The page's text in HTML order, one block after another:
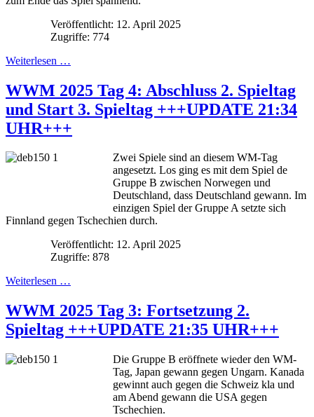
Veröffentlicht: 12. April 2025
Zugriffe: 774
Weiterlesen …
WWM 2025 Tag 4: Abschluss 2. Spieltag
und Start 3. Spieltag +++UPDATE 21:34
UHR+++
Zwei Spiele sind an diesem WM-Tag
angesetzt. Los ging es mit dem Spiel de
Gruppe B zwischen Norwegen und
Deutschland, dass Deutschland gewann. Im
einzigen Spiel der Gruppe A setzte sich
Finnland gegen Tschechien durch.
Veröffentlicht: 12. April 2025
Zugriffe: 878
Weiterlesen …
WWM 2025 Tag 3: Fortsetzung 2.
Spieltag +++UPDATE 21:35 UHR+++
Die Gruppe B eröffnete wieder den WM-
Tag, Japan gewann gegen Ungarn. Kanada
gewinnt auch gegen die Schweiz kla und
am Abend gewann die USA gegen
Tschechien.